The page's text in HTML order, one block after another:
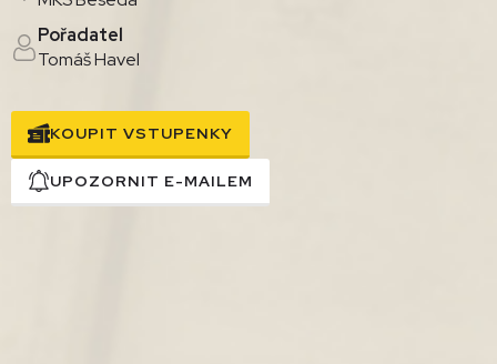
Pořadatel
Tomáš Havel
KOUPIT VSTUPENKY
UPOZORNIT E-MAILEM